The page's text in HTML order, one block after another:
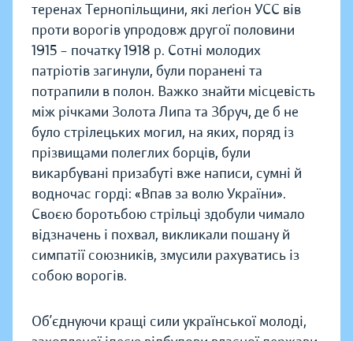
теренах Тернопільщини, які леґіон УСС вів
проти ворогів упродовж другої половини
1915 – початку 1918 р. Сотні молодих
патріотів загинули, були поранені та
потрапили в полон. Важко знайти місцевість
між річками Золота Липа та Збруч, де б не
було стрілецьких могил, на яких, поряд із
прізвищами полеглих борців, були
викарбувані призабуті вже написи, сумні й
водночас горді: «Впав за волю України».
Своєю боротьбою стрільці здобули чимало
відзначень і похвал, викликали пошану й
симпатії союзників, змусили рахуватись із
собою ворогів.
Об’єднуючи кращi сили української молодi,